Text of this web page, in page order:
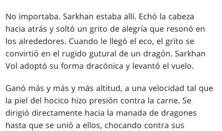
No importaba. Sarkhan estaba allí. Echó la cabeza
hacia atrás y soltó un grito de alegría que resonó en
los alrededores. Cuando le llegó el eco, el grito se
convirtió en el rugido gutural de un dragón. Sarkhan
Vol adoptó su forma dracónica y levantó el vuelo.
Ganó más y más y más altitud, a una velocidad tal que
la piel del hocico hizo presión contra la carne. Se
dirigió directamente hacia la manada de dragones
hasta que se unió a ellos, chocando contra sus